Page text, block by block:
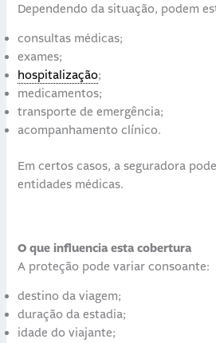
Dependendo da situação, podem
consultas médicas;
exames;
hospitalização;
medicamentos;
transporte de emergência;
acompanhamento clínico.
Em certos casos, a seguradora
entidades médicas.
O que influencia esta cobertura
A proteção pode variar consoante:
destino da viagem;
duração da estadia;
idade do viajante;